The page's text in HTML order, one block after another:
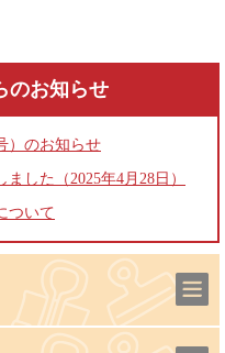
のお知らせ
）のお知らせ
した（2025年4月28日）
ついて